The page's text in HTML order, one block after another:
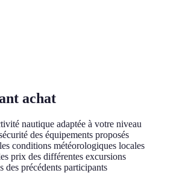
achat
nautique adaptée à votre niveau
des équipements proposés
conditions météorologiques locales
prix des différentes excursions
des précédents participants